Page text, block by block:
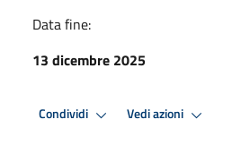
Data fine:
13 dicembre 2025
Condividi Vedi azioni